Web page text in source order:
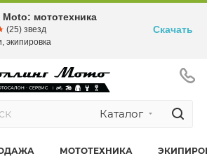
Каталог
МОТОТЕХНИКА
мототехника
(25) звезд
экипировка
Скачать